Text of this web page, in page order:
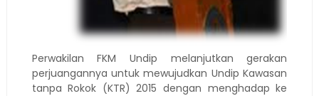
Perwakilan FKM Undip melanjutkan gerakan
perjuangannya untuk mewujudkan Undip Kawasan
tanpa Rokok (KTR) 2015 dengan menghadap ke